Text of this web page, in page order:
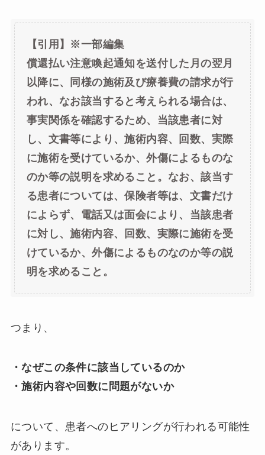
【引用】※一部編集
償還払い注意喚起通知を送付した月の翌月
以降に、同様の施術及び療養費の請求が行
われ、なお該当すると考えられる場合は、
事実関係を確認するため、当該患者に対
し、文書等により、施術内容、回数、実際
に施術を受けているか、外傷によるものな
のか等の説明を求めること。なお、該当す
る患者については、保険者等は、文書だけ
によらず、電話又は面会により、当該患者
に対し、施術内容、回数、実際に施術を受
けているか、外傷によるものなのか等の説
明を求めること。
つまり、
・なぜこの条件に該当しているのか
・施術内容や回数に問題がないか
について、患者へのヒアリングが行われる可能性
があります。